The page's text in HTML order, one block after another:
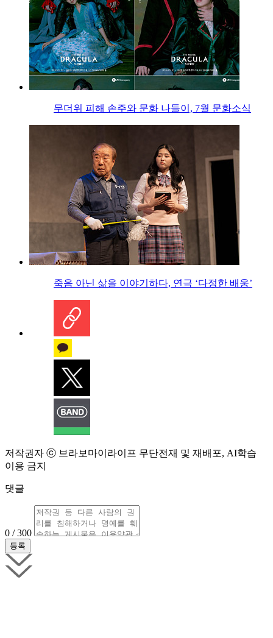
무더위 피해 손주와 문화 나들이, 7월 문화소식
죽음 아닌 삶을 이야기하다, 연극 ‘다정한 배웅’
저작권자 ⓒ 브라보마이라이프 무단전재 및 재배포, AI학습
이용 금지
댓글
0 / 300